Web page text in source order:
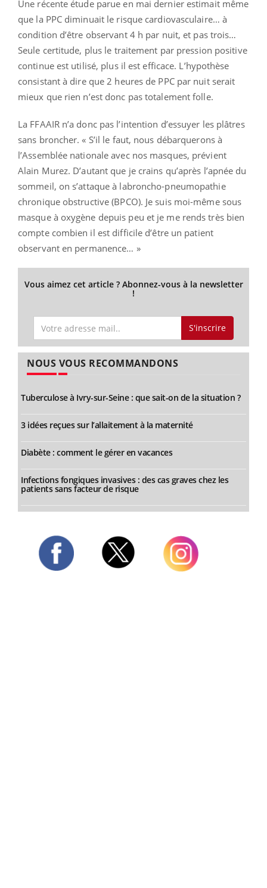
Une récente étude parue en mai dernier estimait même
que la PPC diminuait le risque cardiovasculaire… à
condition d’être observant 4 h par nuit, et pas trois…
Seule certitude, plus le traitement par pression positive
continue est utilisé, plus il est efficace. L’hypothèse
consistant à dire que 2 heures de PPC par nuit serait
mieux que rien n’est donc pas totalement folle.
La FFAAIR n’a donc pas l’intention d’essuyer les plâtres
sans broncher. « S’il le faut, nous débarquerons à
l’Assemblée nationale avec nos masques, prévient
Alain Murez. D’autant que je crains qu’après l’apnée du
sommeil, on s’attaque à labroncho-pneumopathie
chronique obstructive (BPCO). Je suis moi-même sous
masque à oxygène depuis peu et je me rends très bien
compte combien il est difficile d’être un patient
observant en permanence… »
Vous aimez cet article ? Abonnez-vous à la newsletter
!
S'inscrire
NOUS VOUS RECOMMANDONS
Tuberculose à Ivry-sur-Seine : que sait-on de la situation ?
3 idées reçues sur l’allaitement à la maternité
Diabète : comment le gérer en vacances
Infections fongiques invasives : des cas graves chez les
patients sans facteur de risque